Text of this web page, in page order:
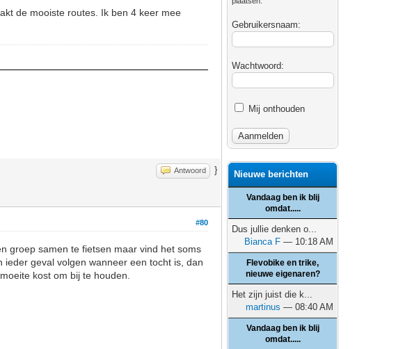
de mooiste routes. Ik ben 4 keer mee
Antwoord }
#80
groep samen te fietsen maar vind het soms
geval volgen wanneer een tocht is, dan
kost om bij te houden.
Gebruikersnaam:
Wachtwoord:
Mij onthouden
Nieuwe berichten
Vandaag ben ik blij
omdat.....
Dus jullie denken o...
Bianca F — 10:18 AM
Flevobike en trike,
nieuwe eigenaren?
Het zijn juist die k...
martinus — 08:40 AM
Vandaag ben ik blij
omdat.....